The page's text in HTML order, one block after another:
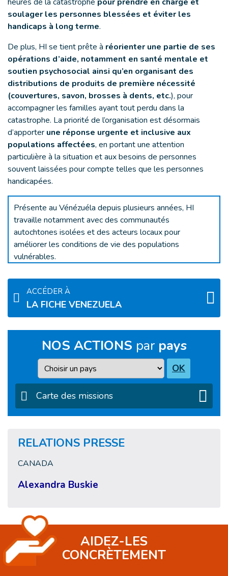
soulager les personnes blessées et éviter les
handicaps à long terme.
De plus, HI se tient prête à réorienter une partie de ses
opérations d’aide, notamment en santé mentale et
soutien psychosocial ainsi qu’en organisant des
distributions de produits de première nécessité
(couvertures, savon, brosses à dents, etc.), pour
accompagner les familles ayant tout perdu dans la
catastrophe. La priorité de l’organisation est désormais
d’apporter une réponse urgente et inclusive aux
populations affectées, en portant une attention
particulière à la situation et aux besoins de personnes
souvent laissées pour compte telles que les personnes
handicapées.
Présente au Vénézuéla depuis plusieurs années, HI
travaille notamment avec des communautés
autochtones isolées et des acteurs locaux pour
améliorer les conditions de vie des populations
vulnérables.
ACCÉDER À
LA FICHE VENEZUELA
NOS ACTIONS par pays
Pays OK
Carte des missions
RELATIONS PRESSE
CANADA
Alexandra Buskie
AIDEZ-LES
CONCRÈTEMENT